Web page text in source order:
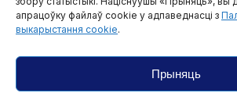
апрацоўку файлаў cookie у адпаведнасці з
выкарыстання cookie.
Прыняць
лічу вельмі важным, што гэтая
стандартызаваная праграма
прафесійнай школы цалкам
На пытанне, ці прыглядваецца